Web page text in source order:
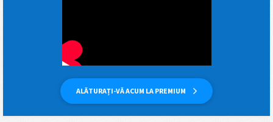
ALĂTURAȚI-VĂ ACUM LA PREMIUM